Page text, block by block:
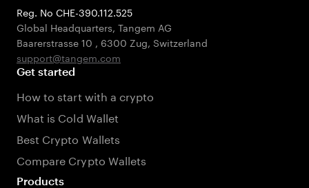
Reg. No CHE-390.112.525
Global Headquarters, Tangem AG
Baarerstrasse 10 , 6300 Zug, Switzerland
support@tangem.com
Get started
How to start with a crypto
What is Cold Wallet
Best Crypto Wallets
Compare Crypto Wallets
Products